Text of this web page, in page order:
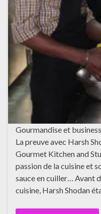
Gourmandise et
La preuve avec Harsh
Gourmet Kitchen and
passion de la cuisine et
sauce en cuiller… Avant
cuisine, Harsh Shodan